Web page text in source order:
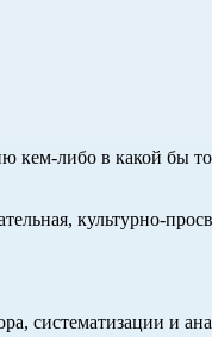
кем-либо в какой бы
культурно-
систематизации и